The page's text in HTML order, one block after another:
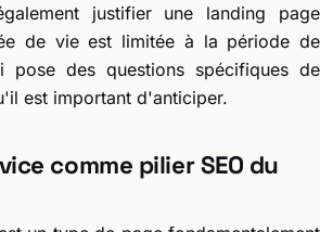
justifier une landing page
de vie est limitée à la période de
pose des questions spécifiques de
est important d'anticiper.
comme pilier SEO du